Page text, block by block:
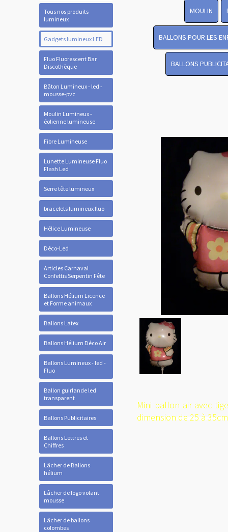
Tous nos produits
lumineux
Gadgets lumineux LED
Fluo Fluorescent Bar
Discothèque
Bâton Lumineux - led -
mousse-pvc
Moulin Lumineux -
éolienne lumineuse
Fibre Lumineuse
Lunette Lumineuse Fluo
Flash Led
Serre tête lumineux
bracelets lumineux fluo
Hélice Lumineuse
Déco-Led
Articles Carnaval
Confettis Serpentin Fête
Ballons Hélium Licence
et Forme animaux
Ballons Latex
Ballons Hélium Déco Air
Ballons Lumineux - led -
Fluo
Ballon guirlande led
transparent
Ballons Publicitaires
Ballons Lettres et
Chiffres
Lâcher de Ballons
hélium
Lâcher de logo volant
mousse
Lâcher de ballons
colombes
MOULIN
BALLONS POUR LES
BALLONS
Mini ballon air avec
dimension de 25 à